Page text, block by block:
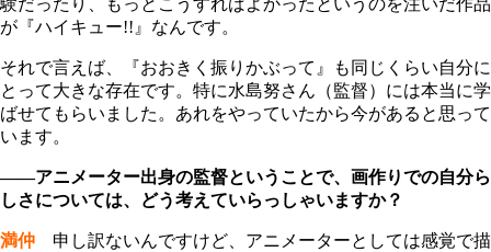
験だったり、もっとこうすればよかったというのを注いだ作品
が『ハイキュー!!』なんです。
それで言えば、『おおきく振りかぶって』も同じくらい自分に
とって大きな存在です。特に水島努さん（監督）には本当に学
ばせてもらいました。あれをやっていたから今があると思って
います。
――アニメーター出身の監督ということで、画作りでの自分ら
しさについては、どう考えていらっしゃいますか？
満仲 申し訳ないんですけど、アニメーターとしては感覚で描